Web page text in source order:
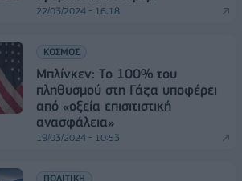
22/03/2024 - 16:18
ΚΟΣΜΟΣ
Μπλίνκεν: Το 100% του
πληθυσμού στη Γάζα υποφέρει
από «οξεία επισιτιστική
ανασφάλεια»
19/03/2024 - 10:53
ΠΟΛΙΤΙΚΗ